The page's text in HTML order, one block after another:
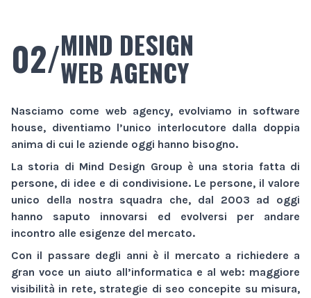
02/MIND DESIGN
WEB AGENCY
Nasciamo come web agency, evolviamo in software
house, diventiamo l’unico interlocutore dalla doppia
anima di cui le aziende oggi hanno bisogno.
La storia di Mind Design Group è una storia fatta di
persone, di idee e di condivisione. Le persone, il valore
unico della nostra squadra che, dal 2003 ad oggi
hanno saputo innovarsi ed evolversi per andare
incontro alle esigenze del mercato.
Con il passare degli anni è il mercato a richiedere a
gran voce un aiuto all’informatica e al web: maggiore
visibilità in rete, strategie di seo concepite su misura,